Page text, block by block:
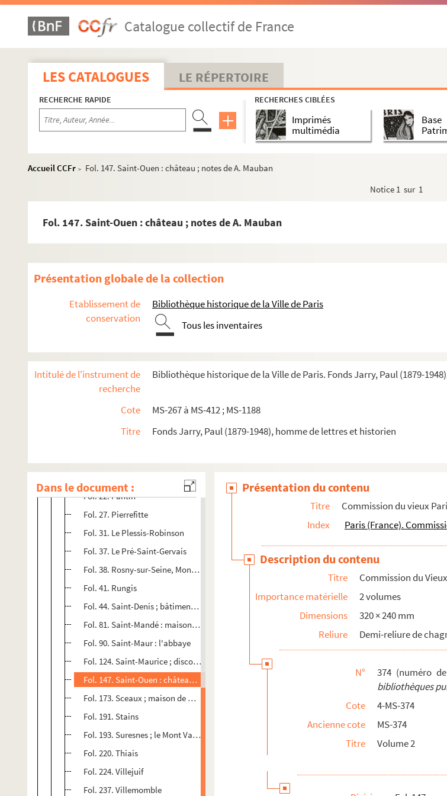
Catalogue collectif de France
LES CATALOGUES LE RÉPERTOIRE
RECHERCHE RAPIDE RECHERCHES CIBLÉES
Imprimés
multimédia
Base
Accueil CCFr >
Fol. 147. Saint-Ouen : château ; notes de A. Mauban
Notice 1 sur 1
Fol. 147. Saint-Ouen : château ; notes de A. Mauban
Présentation globale de la collection
Etablissement de
conservation
Bibliothèque historique de la Ville de Paris
Tous les inventaires
Intitulé de l'instrument de
recherche
Bibliothèque historique de la Ville de Paris. Fonds Jarry, Paul (1879-
Cote
MS-267 à MS-412 ; MS-1188
Titre
Fonds Jarry, Paul (1879-1948), homme de lettres et historien
Dans le document :
Paul Jarry. Notes et textes sur des quartiers et des bâtiments parisiens
Paul Jarry. Notes et textes sur le théâtre
Paul Jarry. Notes et textes sur la littérature
Paul Jarry. Notes et textes sur les beaux-arts
Paul Jarry. Notes et textes sur des sujets divers
Commission du vieux Paris
Commission du Vieux Paris. Ordres du jour, rapports, notes prises au cours des séances
Commission du Vieux Paris. Casier archéologique. Visites des communes de banlieue, notes
4-MS-373. Volume 1
Fol. 18. Noisy-le-Sec, Romainville
Fol. 22. Pantin
Fol. 27. Pierrefitte
Fol. 31. Le Plessis-Robinson
Fol. 37. Le Pré-Saint-Gervais
Fol. 38. Rosny-sur-Seine, Montreuil
Fol. 41. Rungis
Fol. 44. Saint-Denis ; bâtiments de la Légion d'honneur
Fol. 81. Saint-Mandé : maison de Fouquet
Fol. 90. Saint-Maur : l'abbaye
Fol. 124. Saint-Maurice ; discours prononcés à la Société amicale Eugène-Delacroix
Fol. 147. Saint-Ouen : château ; notes de A. Mauban
Fol. 173. Sceaux ; maison de Mlle Mars ; château des Imbergères
Fol. 191. Stains
Fol. 193. Suresnes ; le Mont Valérien
Fol. 220. Thiais
Fol. 224. Villejuif
Fol. 237. Villemomble
Présentation du contenu
Titre
Commission du vieux
Index
Paris (France).
Description du contenu
Titre
Commission du
Importance matérielle
2 volumes
Dimensions
320 × 240 mm
Reliure
Demi-reliure de
N° 374 (numéro
bibliothèques
Cote
4-MS-374
Ancienne cote
MS-374
Titre
Volume 2